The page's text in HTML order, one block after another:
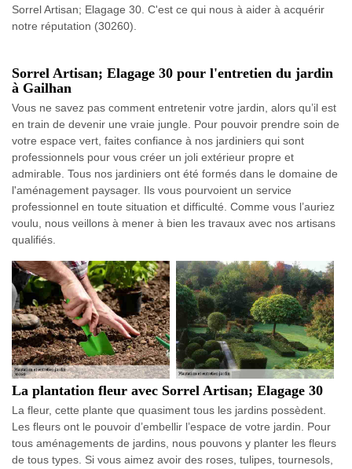
Sorrel Artisan; Elagage 30. C'est ce qui nous à aider à acquérir
notre réputation (30260).
Sorrel Artisan; Elagage 30 pour l'entretien du jardin
à Gailhan
Vous ne savez pas comment entretenir votre jardin, alors qu’il est
en train de devenir une vraie jungle. Pour pouvoir prendre soin de
votre espace vert, faites confiance à nos jardiniers qui sont
professionnels pour vous créer un joli extérieur propre et
admirable. Tous nos jardiniers ont été formés dans le domaine de
l'aménagement paysager. Ils vous pourvoient un service
professionnel en toute situation et difficulté. Comme vous l’auriez
voulu, nous veillons à mener à bien les travaux avec nos artisans
qualifiés.
La plantation fleur avec Sorrel Artisan; Elagage 30
La fleur, cette plante que quasiment tous les jardins possèdent.
Les fleurs ont le pouvoir d’embellir l’espace de votre jardin. Pour
tous aménagements de jardins, nous pouvons y planter les fleurs
de tous types. Si vous aimez avoir des roses, tulipes, tournesols,